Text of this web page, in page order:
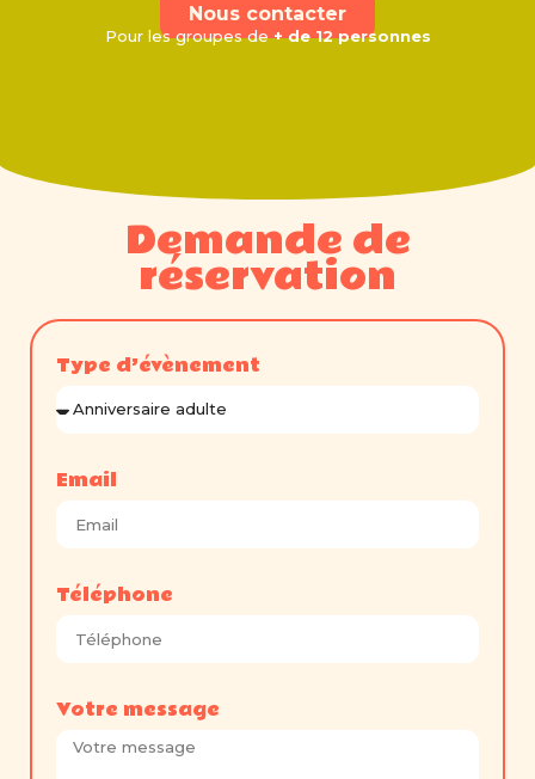
Nous contacter
Pour les groupes de+ de 12 personnes
Demande de
réservation
Type d’évènement
Email
Téléphone
Votre message